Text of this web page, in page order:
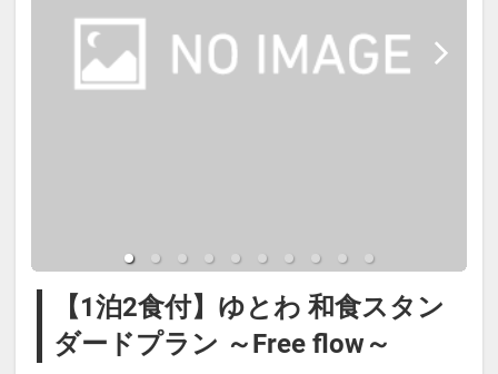
【お部屋】※全室禁煙です。
◇ホテルエリア◇
※セミダブル客室にはシャワー・バ
スタブはついていません。
【1泊2食付】ゆとわ 和食スタン
ダードプラン ～Free flow～